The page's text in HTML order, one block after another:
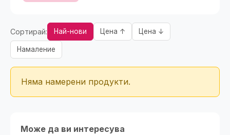
Сортирай: Най-нови Цена ↑ Цена ↓
Намаление
Няма намерени продукти.
Може да ви интересува